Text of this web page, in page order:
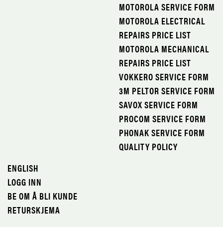
MOTOROLA SERVICE FORM
MOTOROLA ELECTRICAL
REPAIRS PRICE LIST
MOTOROLA MECHANICAL
REPAIRS PRICE LIST
VOKKERO SERVICE FORM
3M PELTOR SERVICE FORM
SAVOX SERVICE FORM
PROCOM SERVICE FORM
PHONAK SERVICE FORM
QUALITY POLICY
ENGLISH
LOGG INN
BE OM Å BLI KUNDE
RETURSKJEMA